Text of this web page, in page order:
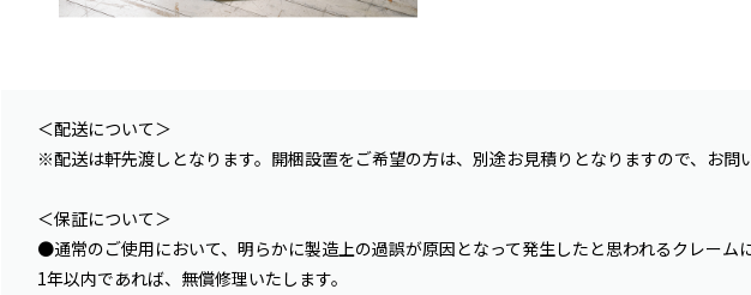
＜配送について＞
※配送は軒先渡しとなります。開梱設置をご希望の方は、別途お見積りとなりますので、お問
＜保証について＞
●通常のご使用において、明らかに製造上の過誤が原因となって発生したと思われるクレーム
1年以内であれば、無償修理いたします。